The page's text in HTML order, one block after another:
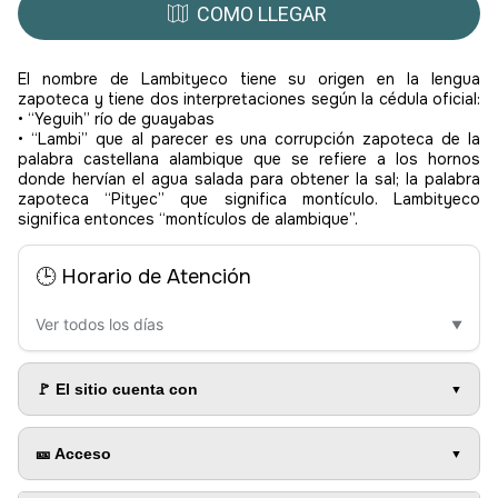
COMO LLEGAR
El nombre de Lambityeco tiene su origen en la lengua
zapoteca y tiene dos interpretaciones según la cédula oficial:
• “Yeguih” río de guayabas
• “Lambi” que al parecer es una corrupción zapoteca de la
palabra castellana alambique que se refiere a los hornos
donde hervían el agua salada para obtener la sal; la palabra
zapoteca “Pityec” que significa montículo. Lambityeco
significa entonces “montículos de alambique”.
🕒 Horario de Atención
Ver todos los días ▼
🚩 El sitio cuenta con
🎫 Acceso